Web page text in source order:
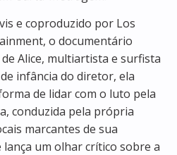
e coproduzido por Los
o documentário
Alice, multiartista e surfista
infância do diretor, ela
de lidar com o luto pela
conduzida pela própria
marcantes de sua
um olhar crítico sobre a